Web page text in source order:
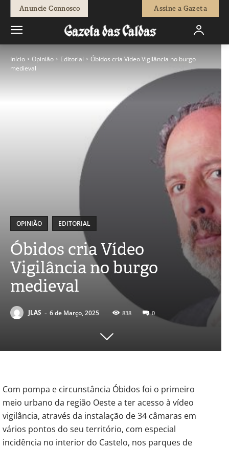
Anuncie Connosco Assine a Gazeta
Início Opinião Editorial
Óbidos cria Vídeo Vigilância no burgo
medieval
OPINIÃO EDITORIAL
Óbidos cria Vídeo
Vigilância no burgo
medieval
JLAS - 6 de Março, 2025 838 0
Com pompa e circunstância Óbidos foi o primeiro
meio urbano da região Oeste a ter acesso à vídeo
vigilância, através da instalação de 34 câmaras em
vários pontos do seu território, com especial
incidência no interior do Castelo, nos parques de